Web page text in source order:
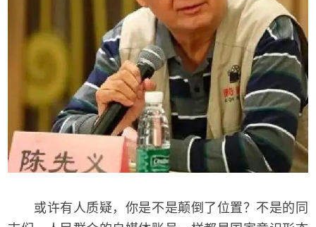
或许有人质疑，你是不是颠倒了位置？不是的同